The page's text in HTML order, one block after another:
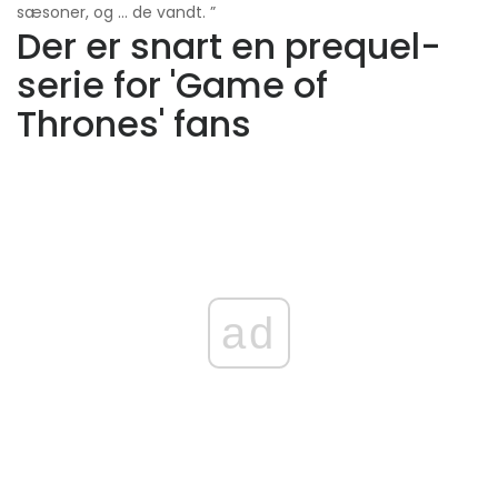
sæsoner, og ... de vandt. ”
Der er snart en prequel-
serie for 'Game of
Thrones' fans
ad